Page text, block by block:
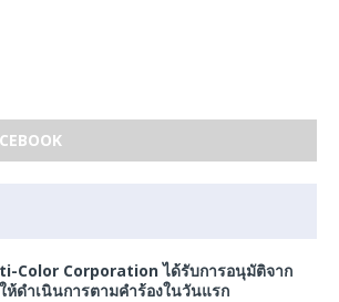
Color Corporation ได้รับการอนุมัติจาก
ห้ดำเนินการตามคำร้องในวันแรก